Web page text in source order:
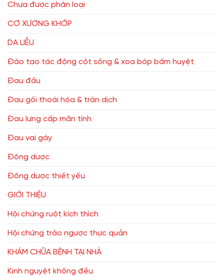
Chưa được phân loại
CƠ XƯƠNG KHỚP
DA LIỄU
Đào tạo tác động cột sống & xoa bóp bấm huyệt
Đau đầu
Đau gối thoái hóa & tràn dịch
Đau lưng cấp mãn tính
Đau vai gáy
Đông dược
Đông dược thiết yếu
GIỚI THIỆU
Hội chứng ruột kích thích
Hội chứng trào ngược thực quản
KHÁM CHỮA BỆNH TẠI NHÀ
Kinh nguyệt không đều